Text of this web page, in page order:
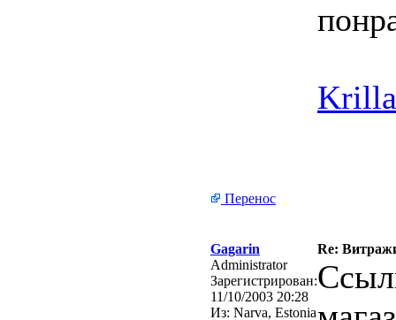
Перенос
Gagarin
Re:
Administrator
Зарегистрирован:
11/10/2003 20:28
Из: Narva, Estonia